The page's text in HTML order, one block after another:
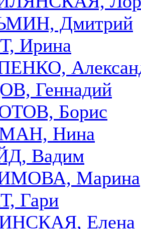
Дмитрий
Ирина
Геннадий
Борис
Нина
Вадим
Марина
Гари
Елена